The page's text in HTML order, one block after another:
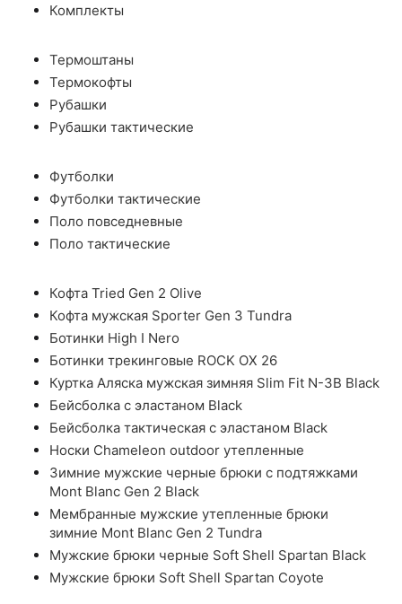
Комплекты
Термоштаны
Термокофты
Рубашки
Рубашки тактические
Футболки
Футболки тактические
Поло повседневные
Поло тактические
Кофта Tried Gen 2 Olive
Кофта мужская Sporter Gen 3 Tundra
Ботинки High I Nero
Ботинки трекинговые ROCK OX 26
Куртка Аляска мужская зимняя Slim Fit N-3B Black
Бейсболка с эластаном Black
Бейсболка тактическая с эластаном Black
Носки Chameleon outdoor утепленные
Зимние мужские черные брюки с подтяжками
Mont Blanc Gen 2 Black
Мембранные мужские утепленные брюки
зимние Mont Blanc Gen 2 Tundra
Мужские брюки черные Soft Shell Spartan Black
Мужские брюки Soft Shell Spartan Coyote